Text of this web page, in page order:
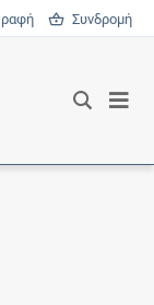
Συνδρομή